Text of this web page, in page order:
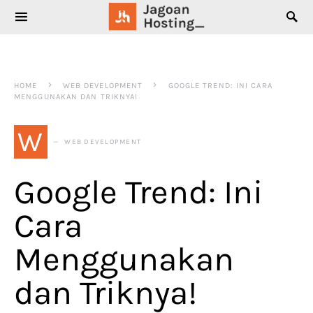
SEARCH FOR:
HOME WEB DEVELOPMENT
GOOGLE TREND: INI CARA
MENGGUNAKAN DAN TRIKNYA!
W WEB DEVELOPMENT
Google Trend: Ini
Cara
Menggunakan
dan Triknya!